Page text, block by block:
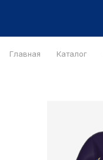
Главная Каталог